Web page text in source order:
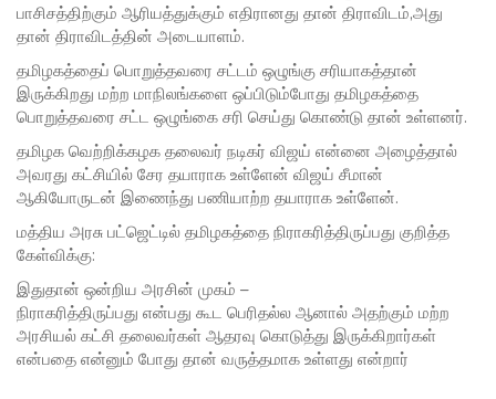
பாசிசத்திற்கும் ஆரியத்துக்கும் எதிரானது தான் திராவிடம்,அது
தான் திராவிடத்தின் அடையாளம்.
தமிழகத்தைப் பொறுத்தவரை சட்டம் ஒழுங்கு சரியாகத்தான்
இருக்கிறது மற்ற மாநிலங்களை ஒப்பிடும்போது தமிழகத்தை
பொறுத்தவரை சட்ட ஒழுங்கை சரி செய்து கொண்டு தான் உள்ளனர்.
தமிழக வெற்றிக்கழக தலைவர் நடிகர் விஜய் என்னை அழைத்தால்
அவரது கட்சியில் சேர தயாராக உள்ளேன் விஜய் சீமான்
ஆகியோருடன் இணைந்து பணியாற்ற தயாராக உள்ளேன்.
மத்திய அரசு பட்ஜெட்டில் தமிழகத்தை நிராகரித்திருப்பது குறித்த
கேள்விக்கு:
இதுதான் ஒன்றிய அரசின் முகம் –
நிராகரித்திருப்பது என்பது கூட பெரிதல்ல ஆனால் அதற்கும் மற்ற
அரசியல் கட்சி தலைவர்கள் ஆதரவு கொடுத்து இருக்கிறார்கள்
என்பதை என்னும் போது தான் வருத்தமாக உள்ளது என்றார்